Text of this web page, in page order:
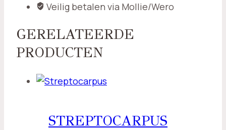
Veilig betalen via Mollie/Wero
GERELATEERDE
PRODUCTEN
STREPTOCARPUS